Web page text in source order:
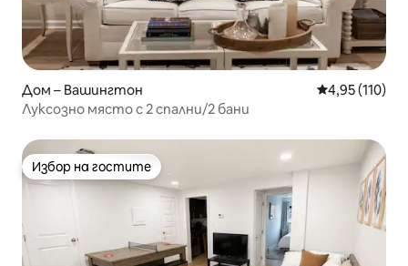
Дом – Вашингтон Средна
4,95 (110)
Луксозно място с 2 спални/2 бани
Избор на гостите
Избор на гостите